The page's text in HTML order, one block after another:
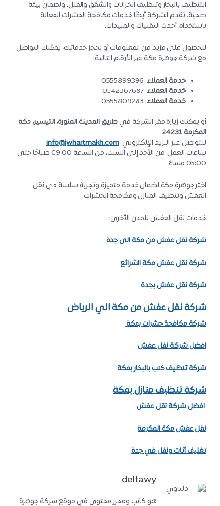
التنظيف بالبخار وتنظيف الخزانات والشقق والفلل. ولضمان بيئة
صحية، تقدم الشركة أيضًا خدمات مكافحة الحشرات الفعالة
باستخدام أحدث التقنيات والمبيدات.
للحصول على مزيد من المعلومات أو لحجز خدماتك، يمكنك التواصل
مع شركة جوهرة مكة عبر الأرقام التالية:
خدمة العملاء: 0555899396
خدمة العملاء: 0542367687
خدمة العملاء: 0555809283
أو يمكنك زيارة مقر الشركة في طريق المدينة المنورة، التيسير، مكة
المكرمة 24231
.
للتواصل عبر البريد الإلكتروني:info@jwhartmakh.com
ساعات العمل: من الأحد إلى السبت، من الساعة 09:00 صباحًا حتى
05:00 مساءً.
اختر جوهرة مكة لضمان خدمة متميزة وتجربة سلسة في نقل
العفش وتنظيف المنازل ومكافحة الحشرات.
خدمات نقل العفش للمدن الأخرى:
شركة نقل عفش من مكة الى جدة
شركة نقل عفش مكة الشرائع
شركة نقل عفش بجدة
شركة نقل عفش من مكة الي الرياض
شركة مكافحة حشرات بمكة
افضل شركة نقل عفش
شركة تنظيف كنب بالبخار بمكة
شركة تنظيف منازل بمكة
افضل شركة نقل عفش
نقل عفش مكة المكرمة
تغليف أثاث ونقل في جدة
deltawy
هو كاتب ومحرر محتوى في موقع شركة جوهرة